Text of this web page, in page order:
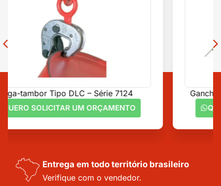
Entrega em todo território brasileiro
Verifique com o vendedor.
Gancho Soldável VIP VCGH-S – Série 5322
QUERO SOLICITAR UM ORÇAMENTO